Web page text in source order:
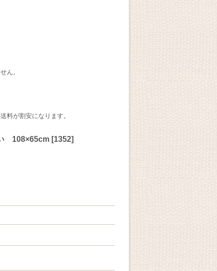
ん。
料が割安になります。
108×65cm [1352]